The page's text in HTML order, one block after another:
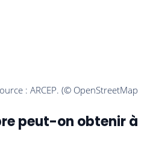
peut-on obtenir à